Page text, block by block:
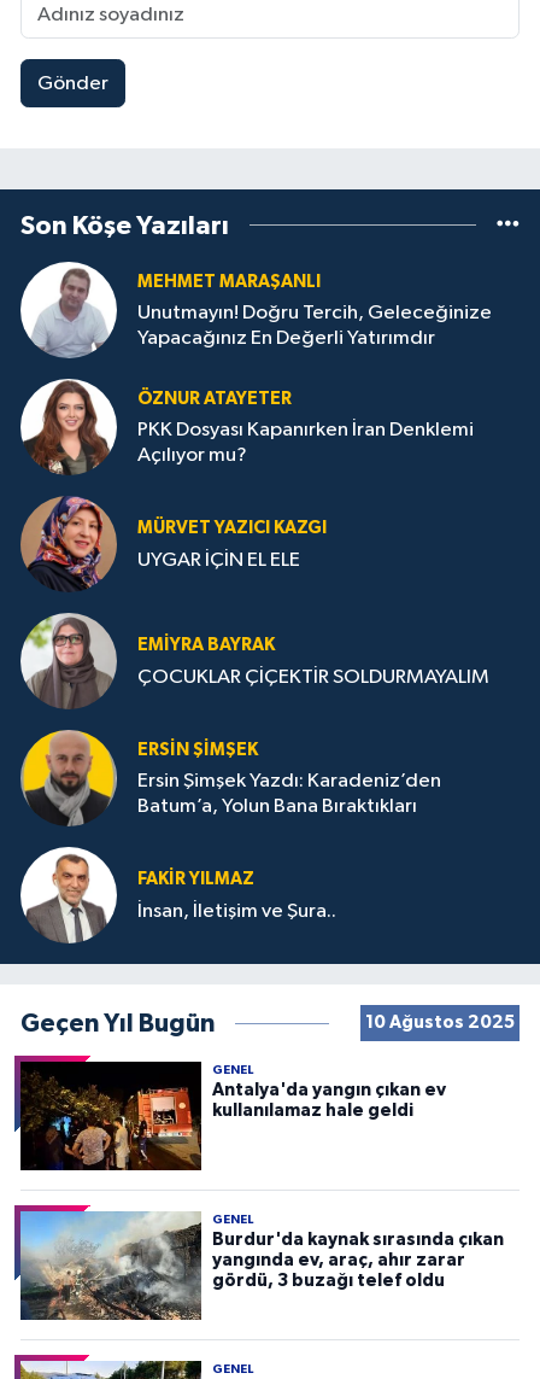
Gönder
Son Köşe Yazıları
MEHMET MARAŞANLI
Unutmayın! Doğru Tercih, Geleceğinize
Yapacağınız En Değerli Yatırımdır
ÖZNUR ATAYETER
PKK Dosyası Kapanırken İran Denklemi
Açılıyor mu?
MÜRVET YAZICI KAZGI
UYGAR İÇİN EL ELE
EMIYRA BAYRAK
ÇOCUKLAR ÇİÇEKTİR SOLDURMAYALIM
ERSIN ŞIMŞEK
Ersin Şimşek Yazdı: Karadeniz’den
Batum’a, Yolun Bana Bıraktıkları
FAKIR YILMAZ
İnsan, İletişim ve Şura..
Geçen Yıl Bugün 10 Ağustos 2025
GENEL
Antalya'da yangın çıkan ev
kullanılamaz hale geldi
GENEL
Burdur'da kaynak sırasında çıkan
yangında ev, araç, ahır zarar
gördü, 3 buzağı telef oldu
GENEL